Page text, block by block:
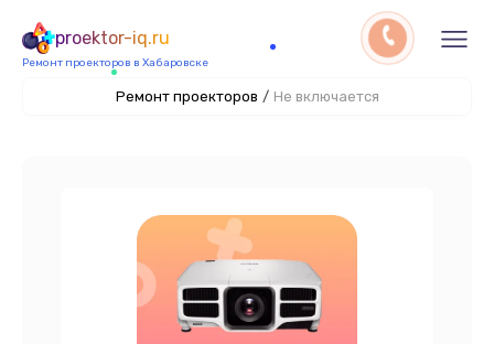
proektor-iq.ru
Ремонт проекторов в Хабаровске
Ремонт проекторов / Не включается